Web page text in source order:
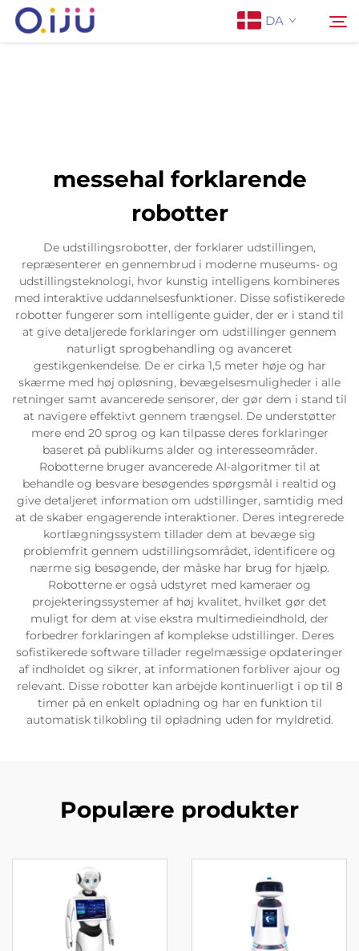
DA
Anvendelse
Sag
Nyheder
Servicesupport
Kontakt os
messehal forklarende
robotter
De udstillingsrobotter, der forklarer udstillingen,
repræsenterer en gennembrud i moderne museums- og
udstillingsteknologi, hvor kunstig intelligens kombineres
med interaktive uddannelsesfunktioner. Disse sofistikerede
robotter fungerer som intelligente guider, der er i stand til
at give detaljerede forklaringer om udstillinger gennem
naturligt sprogbehandling og avanceret
gestikgenkendelse. De er cirka 1,5 meter høje og har
skærme med høj opløsning, bevægelsesmuligheder i alle
retninger samt avancerede sensorer, der gør dem i stand til
at navigere effektivt gennem trængsel. De understøtter
mere end 20 sprog og kan tilpasse deres forklaringer
baseret på publikums alder og interesseområder.
Robotterne bruger avancerede AI-algoritmer til at
behandle og besvare besøgendes spørgsmål i realtid og
give detaljeret information om udstillinger, samtidig med
at de skaber engagerende interaktioner. Deres integrerede
kortlægningssystem tillader dem at bevæge sig
problemfrit gennem udstillingsområdet, identificere og
nærme sig besøgende, der måske har brug for hjælp.
Robotterne er også udstyret med kameraer og
projekteringssystemer af høj kvalitet, hvilket gør det
muligt for dem at vise ekstra multimedieindhold, der
forbedrer forklaringen af komplekse udstillinger. Deres
sofistikerede software tillader regelmæssige opdateringer
af indholdet og sikrer, at informationen forbliver ajour og
relevant. Disse robotter kan arbejde kontinuerligt i op til 8
timer på en enkelt opladning og har en funktion til
automatisk tilkobling til opladning uden for myldretid.
Populære produkter